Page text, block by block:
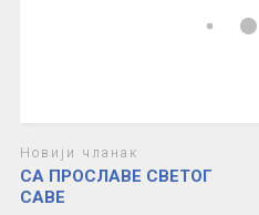
Новији чланак
СА ПРОСЛАВЕ СВЕТОГ
САВЕ